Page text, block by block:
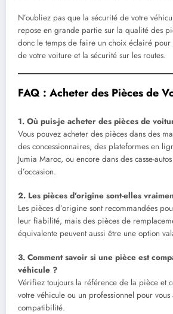
N’oubliez pas que la sécurité de votre
repose en grande partie sur la qualité des
donc le temps de faire un choix éclairé
de votre voiture et la sécurité sur les routes.
FAQ : Acheter des Pièces de
1. Où puis-je acheter des pièces de
Vous pouvez acheter des pièces dans des
des concessionnaires, des plateformes en
Jumia Maroc, ou encore dans des casse-
d’occasion.
2. Les pièces d’origine sont-elles
Les pièces d’origine sont recommandées
leur fiabilité, mais des pièces de
équivalente peuvent aussi être une option
3. Comment savoir si une pièce est
véhicule ?
Vérifiez toujours la référence de la pièce et
votre véhicule ou un professionnel pour vous
compatibilité.